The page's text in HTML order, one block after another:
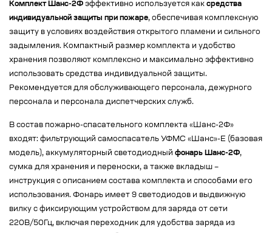
Комплект Шанс-2Ф эффективно используется как средства
индивидуальной защиты при пожаре, обеспечивая комплексную
защиту в условиях воздействия открытого пламени и сильного
задымления. Компактный размер комплекта и удобство
хранения позволяют комплексно и максимально эффективно
использовать средства индивидуальной защиты.
Рекомендуется для обслуживающего персонала, дежурного
персонала и персонала диспетчерских служб.
В состав пожарно-спасательного комплекта «Шанс-2Ф»
входят: фильтрующий самоспасатель УФМС «Шанс»-Е (базовая
модель), аккумуляторный светодиодный фонарь Шанс-2Ф,
сумка для хранения и переноски, а также вкладыш –
инструкция с описанием состава комплекта и способами его
использования. Фонарь имеет 9 светодиодов и выдвижную
вилку с фиксирующим устройством для заряда от сети
220В/50Гц, включая переходник для удобства заряда из